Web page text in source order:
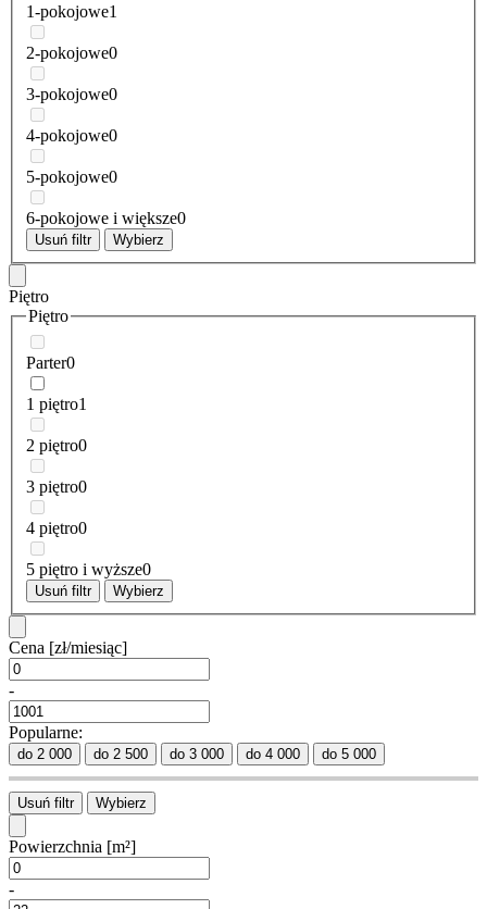
1-pokojowe1
2-pokojowe0
3-pokojowe0
4-pokojowe0
5-pokojowe0
6-pokojowe i większe0
Usuń filtr Wybierz
Piętro
Piętro
Parter0
1 piętro1
2 piętro0
3 piętro0
4 piętro0
5 piętro i wyższe0
Usuń filtr Wybierz
Cena [zł/miesiąc]
-
Popularne:
do 2 000 do 2 500 do 3 000 do 4 000 do 5 000
Usuń filtr Wybierz
Powierzchnia [m²]
-